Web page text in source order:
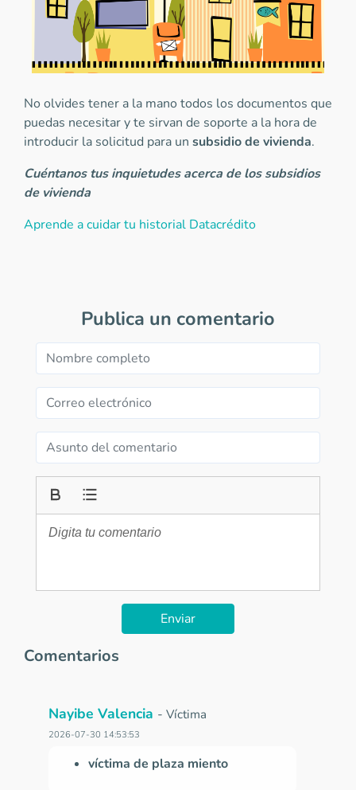
No olvides tener a la mano todos los documentos que
puedas necesitar y te sirvan de soporte a la hora de
introducir la solicitud para un subsidio de vivienda.
Cuéntanos tus inquietudes acerca de los subsidios
de vivienda
Aprende a cuidar tu historial Datacrédito
Publica un comentario
Enviar
Comentarios
Nayibe Valencia - Víctima
2026-07-30 14:53:53
víctima de plaza miento